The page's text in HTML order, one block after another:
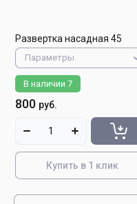
Развертка насадная 45
Параметры
В наличии 7
800 руб.
Купить в 1 клик